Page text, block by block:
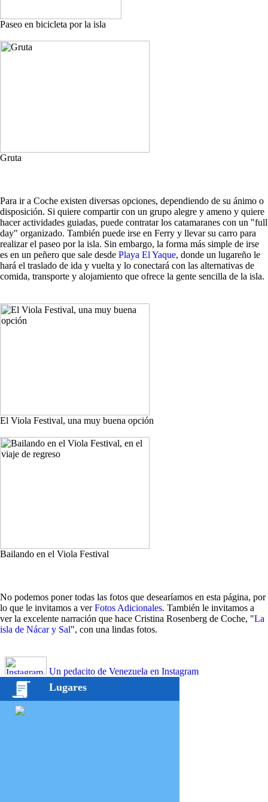
Paseo en bicicleta por la isla
Gruta
Para ir a Coche existen diversas opciones, dependiendo de su ánimo o
disposición. Si quiere compartir con un grupo alegre y ameno y quiere
hacer actividades guiadas, puede contratar los catamaranes con un "full
day" organizado. También puede irse en Ferry y llevar su carro para
realizar el paseo por la isla. Sin embargo, la forma más simple de irse
es en un peñero que sale desde Playa El Yaque, donde un lugareño le
hará el traslado de ida y vuelta y lo conectará con las alternativas de
comida, transporte y alojamiento que ofrece la gente sencilla de la isla.
El Viola Festival, una muy buena opción
Bailando en el Viola Festival
No podemos poner todas las fotos que desearíamos en esta página, por
lo que le invitamos a verFotos Adicionales. También le invitamos a
ver la excelente narración que hace Cristina Rosenberg de Coche, "La
isla de Nácar y Sal", con una lindas fotos.
Un pedacito de Venezuela en Instagram
Lugares